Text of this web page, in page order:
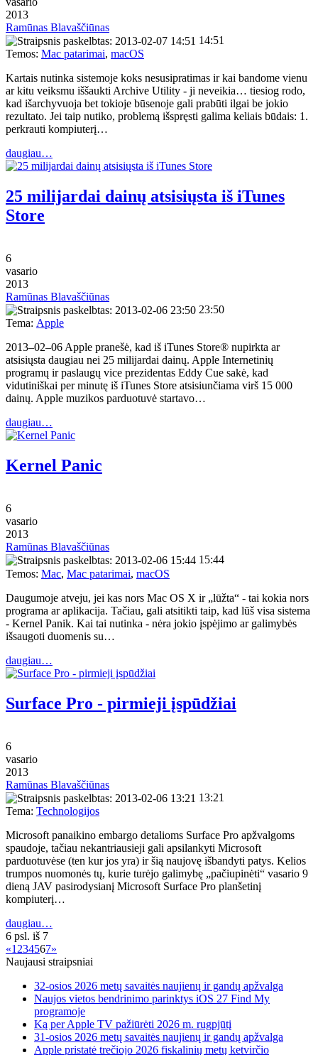
2013
Ramūnas Blavaščiūnas
14:51
Temos: Mac patarimai, macOS
Kartais nutinka sistemoje koks nesusipratimas ir kai bandome vienu
ar kitu veiksmu iššaukti Archive Utility - ji neveikia… tiesiog rodo,
kad išarchyvuoja bet tokioje būsenoje gali prabūti ilgai be jokio
rezultato. Jei taip nutiko, problemą išspręsti galima keliais būdais: 1.
perkrauti kompiuterį…
daugiau…
25 milijardai dainų atsisiųsta iš iTunes
Store
6
vasario
2013
Ramūnas Blavaščiūnas
23:50
Tema: Apple
2013–02–06 Apple pranešė, kad iš iTunes Store® nupirkta ar
atsisiųsta daugiau nei 25 milijardai dainų. Apple Internetinių
programų ir paslaugų vice prezidentas Eddy Cue sakė, kad
vidutiniškai per minutę iš iTunes Store atsisiunčiama virš 15 000
dainų. Apple muzikos parduotuvė startavo…
daugiau…
Kernel Panic
6
vasario
2013
Ramūnas Blavaščiūnas
15:44
Temos: Mac, Mac patarimai, macOS
Daugumoje atveju, jei kas nors Mac OS X ir „lūžta“ - tai kokia nors
programa ar aplikacija. Tačiau, gali atsitikti taip, kad lūš visa sistema
- Kernel Panik. Kai tai nutinka - nėra jokio įspėjimo ar galimybės
išsaugoti duomenis su…
daugiau…
Surface Pro - pirmieji įspūdžiai
6
vasario
2013
Ramūnas Blavaščiūnas
13:21
Tema: Technologijos
Microsoft panaikino embargo detalioms Surface Pro apžvalgoms
spaudoje, tačiau nekantriausieji gali apsilankyti Microsoft
parduotuvėse (ten kur jos yra) ir šią naujovę išbandyti patys. Kelios
trumpos nuomonės tų, kurie turėjo galimybę „pačiupinėti“ vasario 9
dieną JAV pasirodysianį Microsoft Surface Pro planšetinį
kompiuterį…
daugiau…
6 psl. iš 7
«1 234567»
Naujausi straipsniai
32-osios 2026 metų savaitės naujienų ir gandų apžvalga
Naujos vietos bendrinimo parinktys iOS 27 Find My
programoje
Ką per Apple TV pažiūrėti 2026 m. rugpjūtį
31-osios 2026 metų savaitės naujienų ir gandų apžvalga
Apple pristatė trečiojo 2026 fiskalinių metų ketvirčio